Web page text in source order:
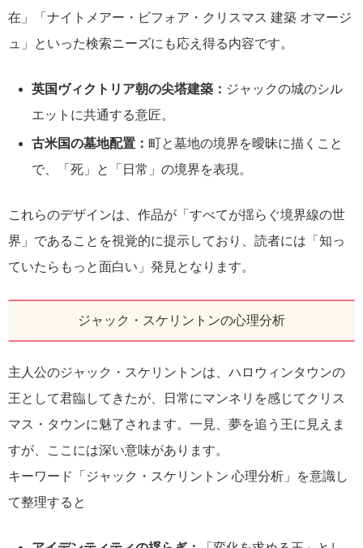
在」「ナイトメアー・ビフォア・クリスマス 建築 オマージ
ュ」といった検索ニーズにも応え得る内容です。
英国ヴィクトリア朝の尖塔建築： ジャックの城のシル
エットに共通する意匠。
古米国の墓地配置： 町と墓地の境界を曖昧に描くこと
で、「死」と「日常」の境界を表現。
これらのデザインは、作品が「すべてが揺らぐ境界線の世
界」であることを視覚的に提示しており、読者には「知っ
ていたらもっと面白い」発見となります。
ジャック・スケリントンの心理分析
主人公のジャック・スケリントンは、ハロウィンタウンの
王として君臨してきたが、日常にマンネリを感じてクリス
マス・タウンに魅了されます。一見、夢を追う王に見えま
すが、ここには深い意味があります。
キーワード「ジャック・スケリントン 心理分析」を意識し
て整理すると